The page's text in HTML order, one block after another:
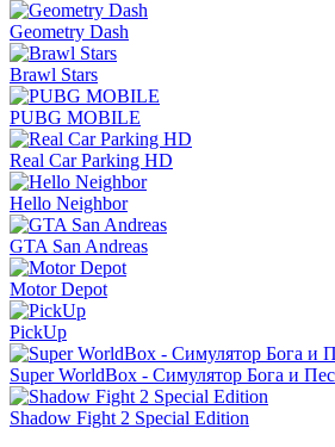
Geometry Dash
Brawl Stars
PUBG MOBILE
Real Car Parking HD
Hello Neighbor
GTA San Andreas
Motor Depot
PickUp
Super WorldBox - Симулятор Бога и
Shadow Fight 2 Special Edition